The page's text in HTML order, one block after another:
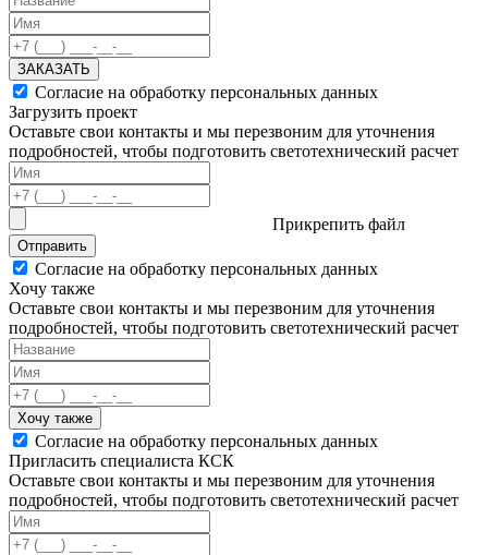
ЗАКАЗАТЬ
Согласие на обработку персональных данных
Загрузить проект
Оставьте свои контакты и мы перезвоним для уточнения
подробностей, чтобы подготовить светотехнический расчет
Прикрепить файл
Отправить
Согласие на обработку персональных данных
Хочу также
Оставьте свои контакты и мы перезвоним для уточнения
подробностей, чтобы подготовить светотехнический расчет
Хочу также
Согласие на обработку персональных данных
Пригласить специалиста КСК
Оставьте свои контакты и мы перезвоним для уточнения
подробностей, чтобы подготовить светотехнический расчет